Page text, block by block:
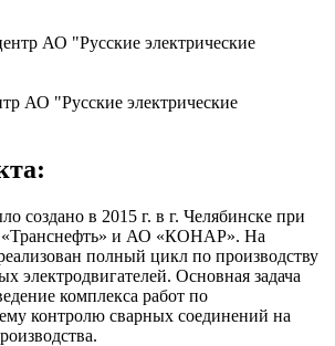
АО "Русские электрические
создано в 2015 г. в г. Челябинске при
и АО «КОНАР». На
полный цикл по производству
электродвигателей. Основная задача
комплекса работ по
контролю сварных соединений на